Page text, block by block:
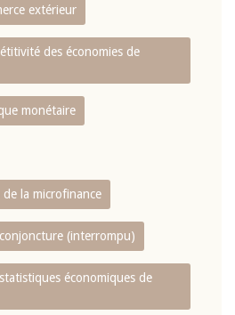
extérieur
des économies de
monétaire
la microfinance
(interrompu)
économiques de